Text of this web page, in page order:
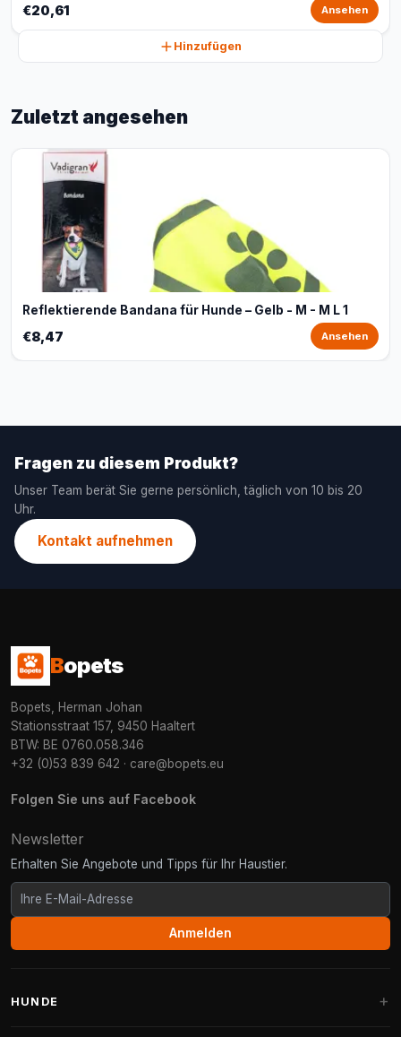
€20,61 Ansehen
Hinzufügen
Zuletzt angesehen
Reflektierende Bandana für Hunde – Gelb - M - M L 1
€8,47 Ansehen
Fragen zu diesem Produkt?
Unser Team berät Sie gerne persönlich, täglich von 10 bis 20
Uhr.
Kontakt aufnehmen
Bopets
Bopets, Herman Johan
Stationsstraat 157, 9450 Haaltert
BTW: BE 0760.058.346
+32 (0)53 839 642 · care@bopets.eu
Folgen Sie uns auf Facebook
Newsletter
Erhalten Sie Angebote und Tipps für Ihr Haustier.
Anmelden
HUNDE